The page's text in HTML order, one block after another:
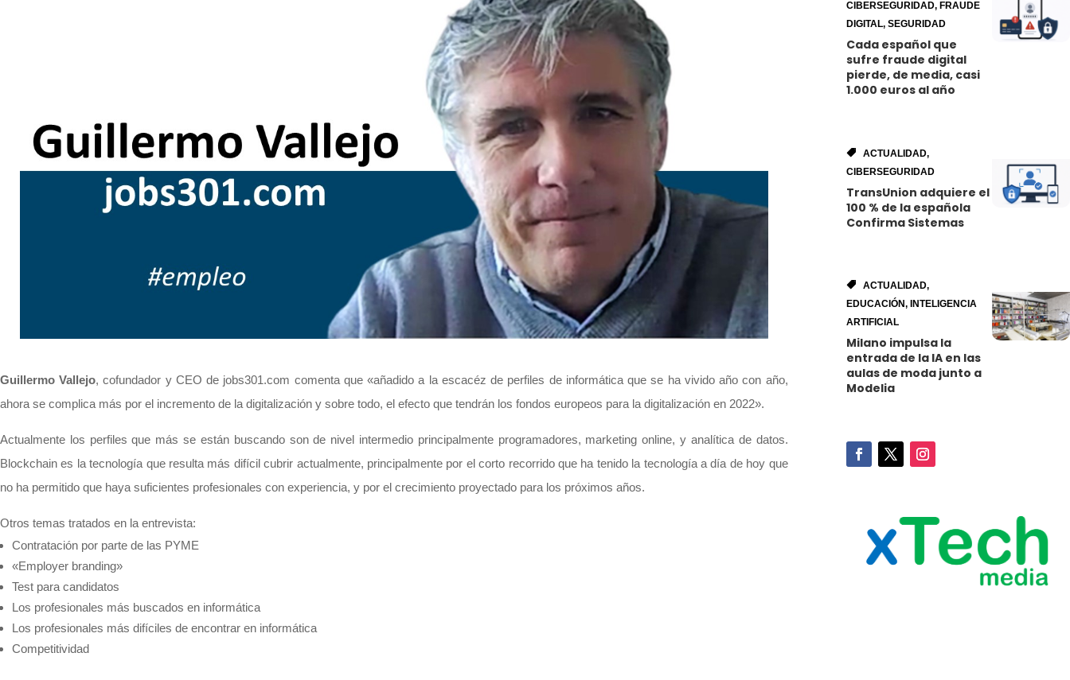
Guillermo Vallejo, cofundador y CEO de jobs301.com comenta que «añadido a la escacéz de perfiles de informática que se ha vivido año con año,
ahora se complica más por el incremento de la digitalización y sobre todo, el efecto que tendrán los fondos europeos para la digitalización en 2022».
Actualmente los perfiles que más se están buscando son de nivel intermedio principalmente programadores, marketing online, y analítica de datos.
Blockchain es la tecnología que resulta más difícil cubrir actualmente, principalmente por el corto recorrido que ha tenido la tecnología a día de hoy que
no ha permitido que haya suficientes profesionales con experiencia, y por el crecimiento proyectado para los próximos años.
Otros temas tratados en la entrevista:
Contratación por parte de las PYME
«Employer branding»
Test para candidatos
Los profesionales más buscados en informática
Los profesionales más difíciles de encontrar en informática
Competitividad
CIBERSEGURIDAD, FRAUDE
DIGITAL,SEGURIDAD
Cada español que
sufre fraude digital
pierde, de media, casi
1.000 euros al año
ACTUALIDAD,
CIBERSEGURIDAD
TransUnion adquiere el
100 % de la española
Confirma Sistemas
ACTUALIDAD,
EDUCACIÓN, INTELIGENCIA
ARTIFICIAL
Milano impulsa la
entrada de la IA en las
aulas de moda junto a
Modelia